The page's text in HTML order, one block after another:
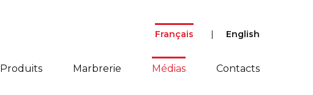
Français English
Produits Marbrerie Médias Contacts